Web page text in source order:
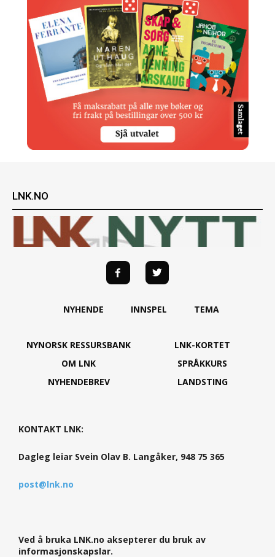
LNK.NO
NYHENDE INNSPEL TEMA
NYNORSK RESSURSBANK
OM LNK
NYHENDEBREV
LNK-KORTET
SPRÅKKURS
LANDSTING
KONTAKT LNK:
Dagleg leiar Svein Olav B. Langåker, 948 75 365
post@lnk.no
Ved å bruka LNK.no aksepterer du bruk av
informasjonskapslar.